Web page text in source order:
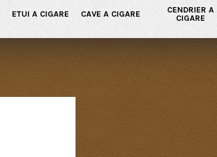
ETUI A CIGARE CAVE A CIGARE
CENDRIER A
CIGARE